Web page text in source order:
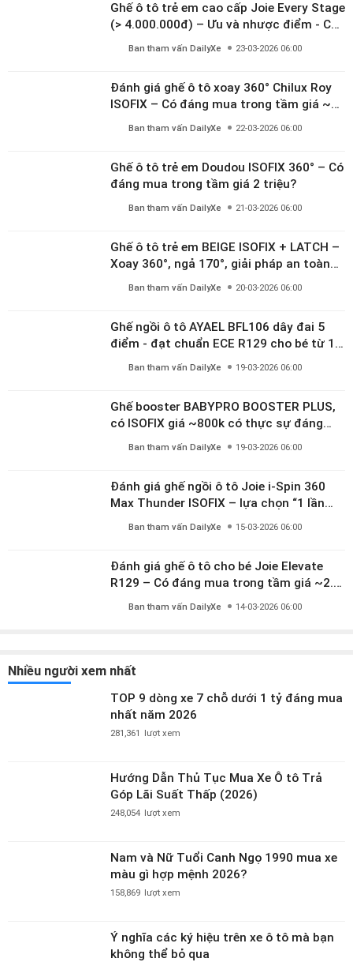
Ghế ô tô trẻ em cao cấp Joie Every Stage
(> 4.000.000đ) – Ưu và nhược điểm - Có
đáng đầu tư cho bé từ 0–12 tuổi?
Ban tham vấn DailyXe 23-03-2026 06:00
Đánh giá ghế ô tô xoay 360° Chilux Roy
ISOFIX – Có đáng mua trong tầm giá ~3
Ban tham vấn DailyXe 22-03-2026 06:00
Ghế ô tô trẻ em Doudou ISOFIX 360° – Có
đáng mua trong tầm giá 2 triệu?
Ban tham vấn DailyXe 21-03-2026 06:00
Ghế ô tô trẻ em BEIGE ISOFIX + LATCH –
Xoay 360°, ngả 170°, giải pháp an toàn
linh hoạt cho bé 0–10 tuổi
Ban tham vấn DailyXe 20-03-2026 06:00
Ghế ngồi ô tô AYAEL BFL106 dây đai 5
điểm - đạt chuẩn ECE R129 cho bé từ 1–
Ban tham vấn DailyXe 19-03-2026 06:00
Ghế booster BABYPRO BOOSTER PLUS,
có ISOFIX giá ~800k có thực sự đáng
Ban tham vấn DailyXe 19-03-2026 06:00
Đánh giá ghế ngồi ô tô Joie i-Spin 360
Max Thunder ISOFIX – lựa chọn “1 lần
dùng đến 12 năm” có đáng giá gần 9
Ban tham vấn DailyXe 15-03-2026 06:00
Đánh giá ghế ô tô cho bé Joie Elevate
R129 – Có đáng mua trong tầm giá ~2.8
Ban tham vấn DailyXe 14-03-2026 06:00
Nhiều người xem nhất
TOP 9 dòng xe 7 chỗ dưới 1 tỷ đáng mua
nhất năm 2026
281,361 lượt xem
Hướng Dẫn Thủ Tục Mua Xe Ô tô Trả
Góp Lãi Suất Thấp (2026)
248,054 lượt xem
Nam và Nữ Tuổi Canh Ngọ 1990 mua xe
màu gì hợp mệnh 2026?
158,869 lượt xem
Ý nghĩa các ký hiệu trên xe ô tô mà bạn
không thể bỏ qua